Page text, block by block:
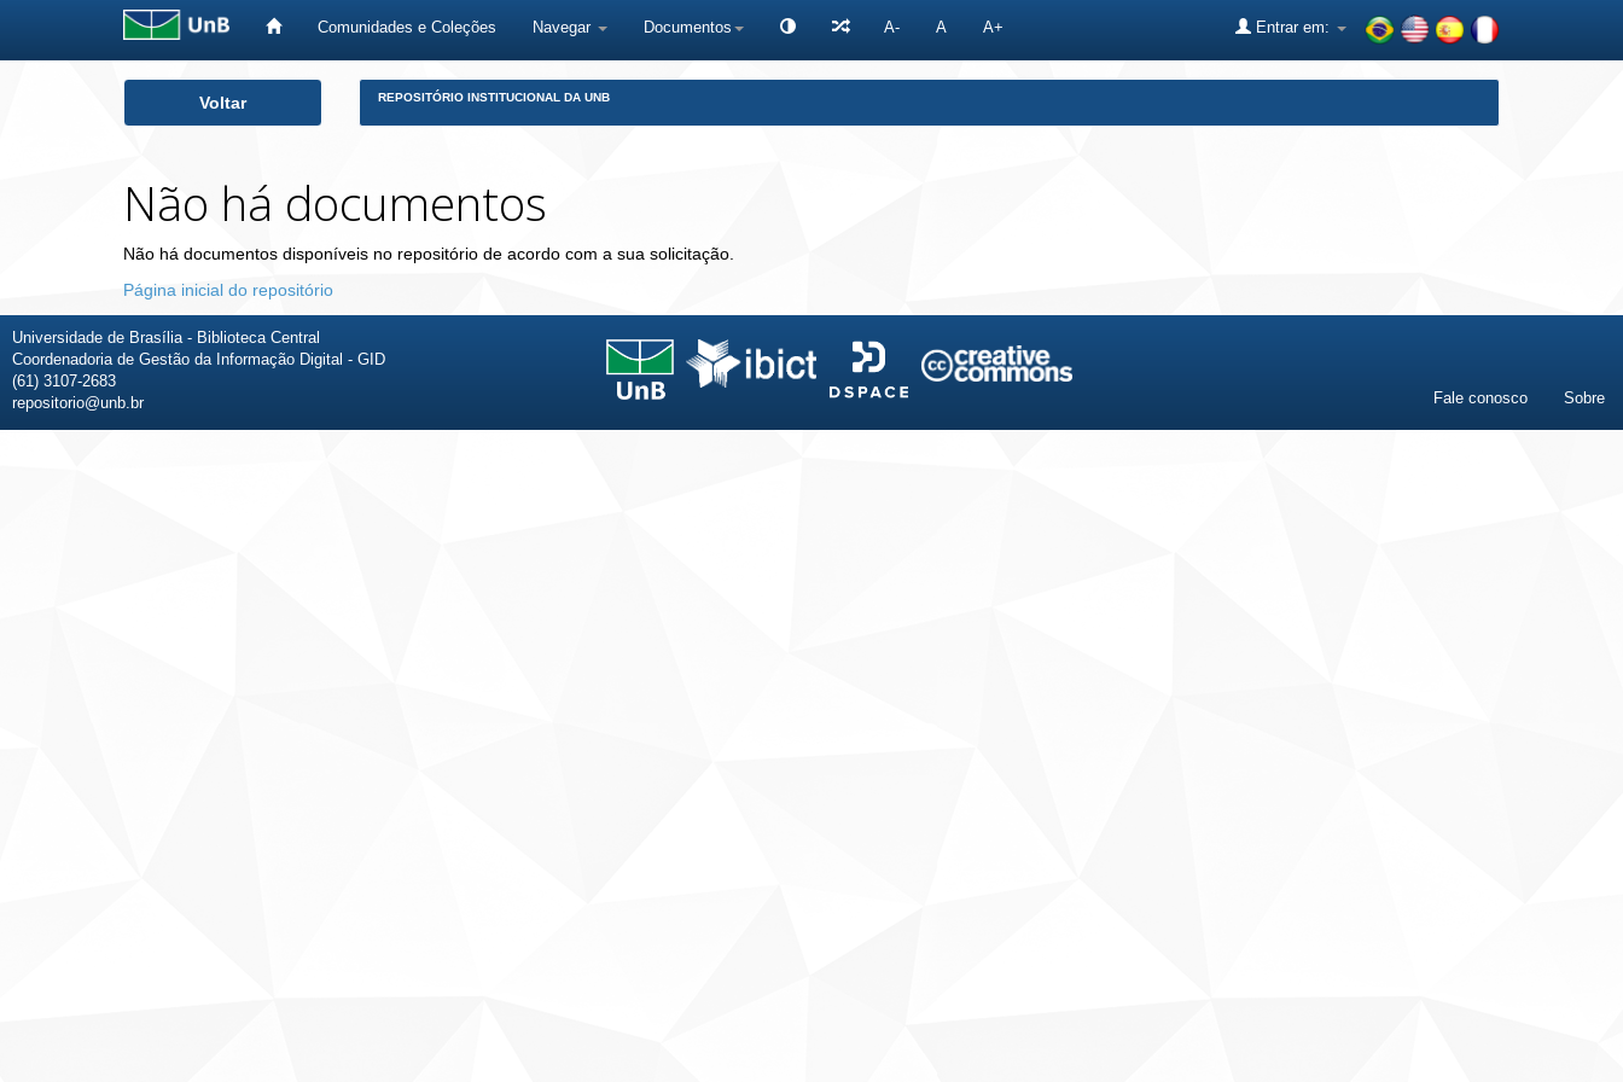
Comunidades e Coleções Navegar Documentos A- A A+ Entrar em:
Voltar REPOSITÓRIO INSTITUCIONAL DA UNB
Não há documentos
Não há documentos disponíveis no repositório de acordo com a sua solicitação.
Página inicial do repositório
Universidade de Brasília - Biblioteca Central
Coordenadoria de Gestão da Informação Digital - GID
(61) 3107-2683
repositorio@unb.br
Fale conosco Sobre